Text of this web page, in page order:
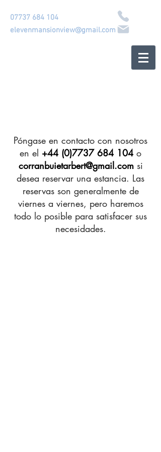
07737 684 104
elevenmansionview@gmail.com
Póngase en contacto con nosotros
en el +44 (0)7737 684 104 o
corranbuietarbert@gmail.com si
desea reservar una estancia. Las
reservas son generalmente de
viernes a viernes, pero haremos
todo lo posible para satisfacer sus
necesidades.